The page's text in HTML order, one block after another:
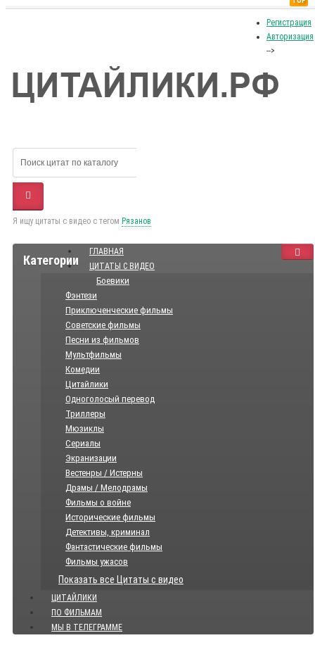
Регистрация
Авторизация
-->
Я ищу цитаты с видео с тегом Рязанов
Категории
ГЛАВНАЯ
ЦИТАТЫ С ВИДЕО
Боевики
Фэнтези
Приключенческие фильмы
Советские фильмы
Песни из фильмов
Мультфильмы
Комедии
Цитайлики
Одноголосый перевод
Триллеры
Мюзиклы
Сериалы
Экранизации
Вестенры / Истерны
Драмы / Мелодрамы
Фильмы о войне
Исторические фильмы
Детективы, криминал
Фантастические фильмы
Фильмы ужасов
Показать все Цитаты с видео
ЦИТАЙЛИКИ
ПО ФИЛЬМАМ
МЫ В ТЕЛЕГРАММЕ